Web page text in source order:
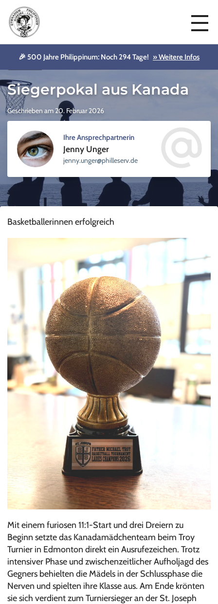
🎉 500 Jahre Philippinum: Noch 294 Tage! » Weitere Infos
Siegerpokal aus Kanada
Geschrieben am 20. Februar 2026
Ihre Ansprechpartnerin
Jenny Unger
ed.vre
sellihp@regnu.ynnej
Basketballerinnen erfolgreich
Mit einem furiosen 11:1-Start und drei Dreiern zu
Beginn setzte das Kanadamädchenteam beim Troy
Turnier in Edmonton direkt ein Ausrufezeichen. Trotz
intensiver Phase und zwischenzeitlicher Aufholjagd des
Gegners behielten die Mädels in der Schlussphase die
Nerven und spielten ihre Klasse aus. Am Ende krönten
sie sich verdient zum Turniersieger an der St. Joseph